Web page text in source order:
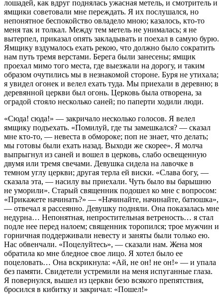
лошадей, как вдруг поднялась ужасная метель, и смотритель и
ямщики советовали мне переждать. Я их послушался, но
непонятное беспокойство овладело мною; казалось, кто-то
меня так и толкал. Между тем метель не унималась; я не
вытерпел, приказал опять закладывать и поехал в самую бурю.
Ямщику вздумалось ехать рекою, что должно было сократить
нам путь тремя верстами. Берега были занесены; ямщик
проехал мимо того места, где выезжали на дорогу, и таким
образом очутились мы в незнакомой стороне. Буря не утихала;
я увидел огонек и велел ехать туда. Мы приехали в деревню; в
деревянной церкви был огонь. Церковь была отворена, за
оградой стояло несколько саней; по паперти ходили люди.
«Сюда! сюда!» — закричало несколько голосов. Я велел
ямщику подъехать. «Помилуй, где ты замешкался? — сказал
мне кто-то, — невеста в обмороке; поп не знает, что делать;
мы готовы были ехать назад. Выходи же скорее». Я молча
выпрыгнул из саней и вошел в церковь, слабо освещенную
двумя или тремя свечами. Девушка сидела на лавочке в
темном углу церкви; другая терла ей виски. «Слава богу, —
сказала эта, — насилу вы приехали. Чуть было вы барышню
не уморили». Старый священник подошел ко мне с вопросом:
«Прикажете начинать?» — «Начинайте, начинайте, батюшка»,
— отвечал я рассеянно. Девушку подняли. Она показалась мне
недурна… Непонятная, непростительная ветреность… я стал
подле нее перед налоем; священник торопился; трое мужчин и
горничная поддерживали невесту и заняты были только ею.
Нас обвенчали. «Поцелуйтесь», — сказали нам. Жена моя
обратила ко мне бледное свое лицо. Я хотел было ее
поцеловать… Она вскрикнула: «Ай, не он! не он!» — и упала
без памяти. Свидетели устремили на меня испуганные глаза.
Я повернулся, вышел из церкви безо всякого препятствия,
бросился в кибитку и закричал: «Пошел!»